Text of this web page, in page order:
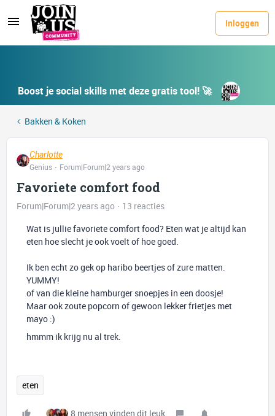
Inloggen
Boost je social skills met deze gratis tool! 🚀
Bakken & Koken
Charlotte
Genius
Forum|Forum|2 years ago
Favoriete comfort food
Forum|Forum|2 years ago
13 reacties
Wat is jullie favoriete comfort food? Eten wat je altijd kan
eten hoe slecht je ook voelt of hoe goed.
Ik ben echt zo gek op haribo beertjes of zure matten.
YUMMY!
of van die kleine hamburger snoepjes in een doosje!
Maar ook zoute popcorn of gewoon lekker frietjes met
mayo :)
hmmm ik krijg nu al trek.
eten
8 mensen vinden dit leuk